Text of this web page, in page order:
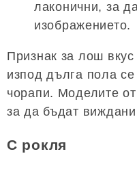
лаконични, за
изображението.
Признак за лош
изпод дълга пола
чорапи. Моделите
за да бъдат
С рокля